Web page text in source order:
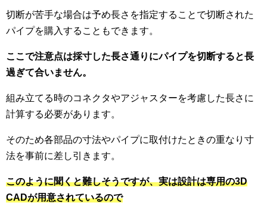
切断が苦手な場合は予め長さを指定することで切断された
パイプを購入することもできます。
ここで注意点は採寸した長さ通りにパイプを切断すると長
過ぎて合いません。
組み立てる時のコネクタやアジャスターを考慮した長さに
計算する必要があります。
そのため各部品の寸法やパイプに取付けたときの重なり寸
法を事前に差し引きます。
このように聞くと難しそうですが、実は設計は専用の3D
CADが用意されているので